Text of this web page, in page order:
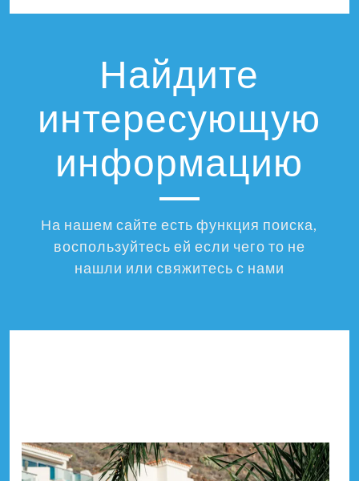
Найдите
интересующую
информацию
На нашем сайте есть функция поиска,
воспользуйтесь ей если чего то не
нашли или свяжитесь с нами